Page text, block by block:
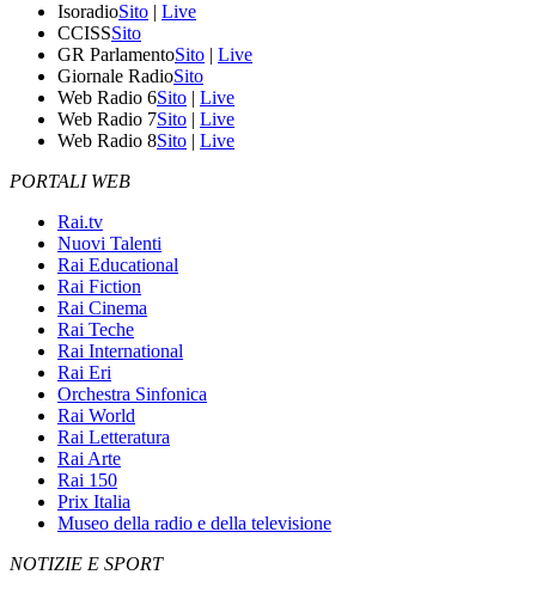
IsoradioSito | Live
CCISSSito
GR ParlamentoSito | Live
Giornale RadioSito
Web Radio 6Sito | Live
Web Radio 7Sito | Live
Web Radio 8Sito | Live
PORTALI WEB
Rai.tv
Nuovi Talenti
Rai Educational
Rai Fiction
Rai Cinema
Rai Teche
Rai International
Rai Eri
Orchestra Sinfonica
Rai World
Rai Letteratura
Rai Arte
Rai 150
Prix Italia
Museo della radio e della televisione
NOTIZIE E SPORT